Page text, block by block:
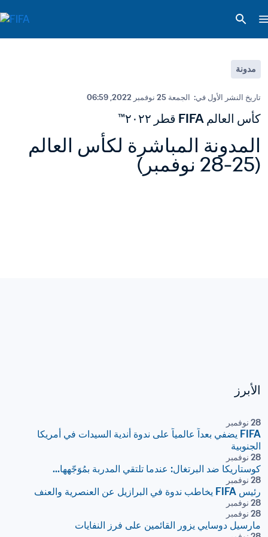
مدونة
تاريخ النشر الأول في: الجمعة 25 نوفمبر 2022, 06:59
كأس العالم FIFA قطر ٢٠٢٢™
(25-28 نوفمبر)
الأبرز
28 نوفمبر
الجنوبية
28 نوفمبر
كوستاريكا ضد البرتغال: عندما تلتقي المدربة بمُوَجّهها...
28 نوفمبر
رئيس FIFA يخاطب ندوة في البرازيل عن العنصرية والعنف
28 نوفمبر
28 نوفمبر
مارسيل دوسايي يزور القائمين على فرز النفايات